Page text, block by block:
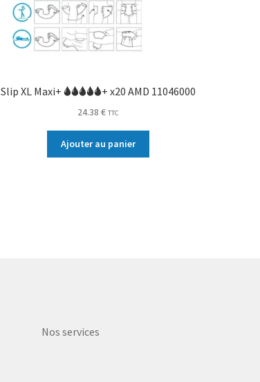
Slip XL Maxi+ 🌢🌢🌢🌢🌢+ x20 AMD 11046000
24.38€ TTC
Ajouter au panier
Nos services